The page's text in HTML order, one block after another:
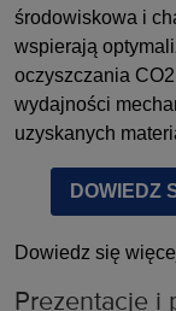
środowiskowa i
wspierają
oczyszczania
wydajności
uzyskanych
DOWIEDZ
Dowiedz się
Prezentacje i